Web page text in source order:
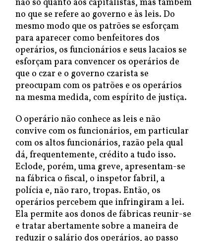
não só quanto aos capitalistas, mas também
no que se refere ao governo e às leis. Do
mesmo modo que os patrões se esforçam
para aparecer como benfeitores dos
operários, os funcionários e seus lacaios se
esforçam para convencer os operários de
que o czar e o governo czarista se
preocupam com os patrões e os operários
na mesma medida, com espírito de justiça.
O operário não conhece as leis e não
convive com os funcionários, em particular
com os altos funcionários, razão pela qual
dá, frequentemente, crédito a tudo isso.
Eclode, porém, uma greve, apresentam-se
na fábrica o fiscal, o inspetor fabril, a
polícia e, não raro, tropas. Então, os
operários percebem que infringiram a lei.
Ela permite aos donos de fábricas reunir-se
e tratar abertamente sobre a maneira de
reduzir o salário dos operários, ao passo